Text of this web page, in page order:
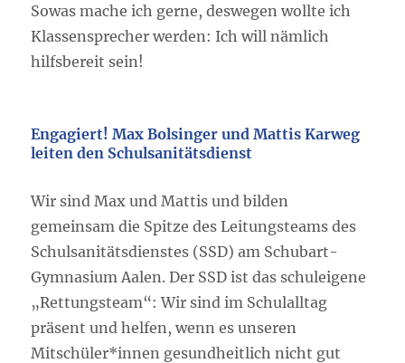
Sowas mache ich gerne, deswegen wollte ich
Klassensprecher werden: Ich will nämlich
hilfsbereit sein!
Engagiert! Max Bolsinger und Mattis Karweg
leiten den Schulsanitätsdienst
Wir sind Max und Mattis und bilden
gemeinsam die Spitze des Leitungsteams des
Schulsanitätsdienstes (SSD) am Schubart-
Gymnasium Aalen. Der SSD ist das schuleigene
„Rettungsteam“: Wir sind im Schulalltag
präsent und helfen, wenn es unseren
Mitschüler*innen gesundheitlich nicht gut